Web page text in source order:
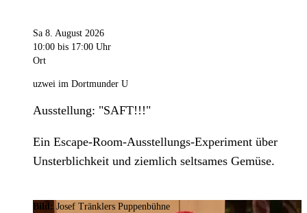
Sa 8. August 2026
10:00 bis 17:00 Uhr
Ort
uzwei im Dortmunder U
Ausstellung: "SAFT!!!"
Ein Escape-Room-Ausstellungs-Experiment über
Unsterblichkeit und ziemlich seltsames Gemüse.
Bild:Josef Tränklers Puppenbühne